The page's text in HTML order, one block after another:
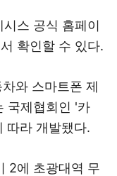
스 공식 홈페이
확인할 수 있다.
와 스마트폰 제
국제협회인 '카
따라 개발됐다.
2에 초광대역 무